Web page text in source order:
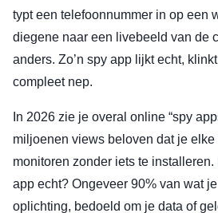
typt een telefoonnummer in op een
diegene naar een livebeeld van de
anders. Zo’n spy app lijkt echt,
compleet nep.
In 2026 zie je overal online “spy
miljoenen views beloven dat je elke
monitoren zonder iets te
app echt? Ongeveer 90% van wat
oplichting, bedoeld om je data of